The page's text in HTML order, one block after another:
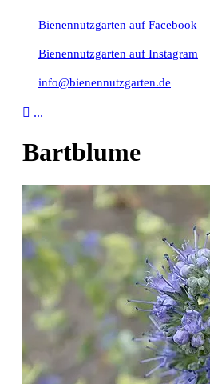
Bienennutzgarten auf Facebook
Bienennutzgarten auf Instagram
info@bienennutzgarten.de
 ...
Bartblume